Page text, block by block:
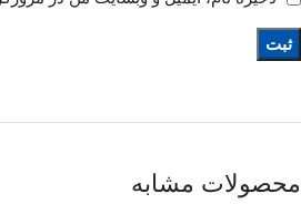
محصولات مشابه